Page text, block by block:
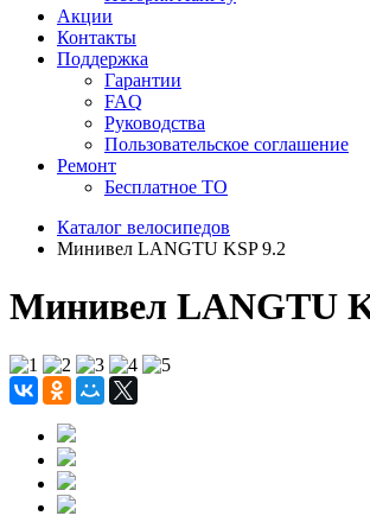
Акции
Контакты
Поддержка
Гарантии
FAQ
Руководства
Пользовательское соглашение
Ремонт
Бесплатное ТО
Каталог велосипедов
Минивел LANGTU KSP 9.2
Минивел LANGTU